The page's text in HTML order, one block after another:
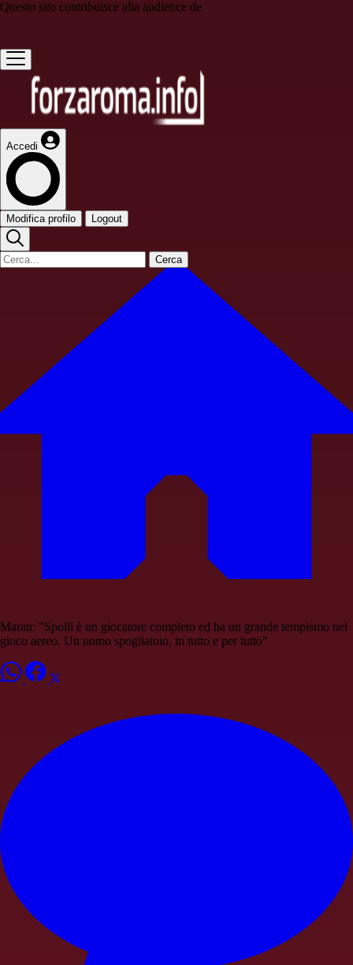
Questo sito contribuisce alla audience de
Accedi
Modifica profilo Logout
Cerca
Maran: "Spolli è un giocatore completo ed ha un grande tempismo nel
gioco aereo. Un uomo spogliatoio, in tutto e per tutto"